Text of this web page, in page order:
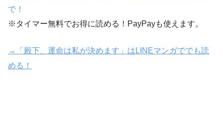
で！
※タイマー無料でお得に読める！PayPayも使えます。
→「殿下、運命は私が決めます」はLINEマンガででも読
める！